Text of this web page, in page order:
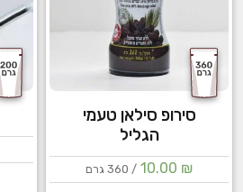
סירופ סילאן טעמי
הגליל
10.00 ₪ / 360 גרם